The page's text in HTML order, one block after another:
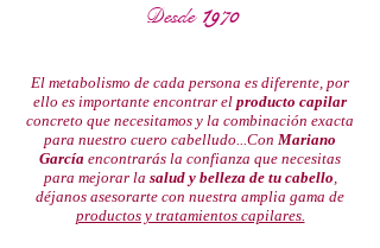
Desde1970
El metabolismo de cada persona es diferente, por
ello es importante encontrar el producto capilar
concreto que necesitamos y la combinación exacta
para nuestro cuero cabelludo...Con Mariano
García encontrarás la confianza que necesitas
para mejorar la salud y belleza de tu cabello
déjanos asesorarte con nuestra amplia gama de
productos y tratamientos capilares.